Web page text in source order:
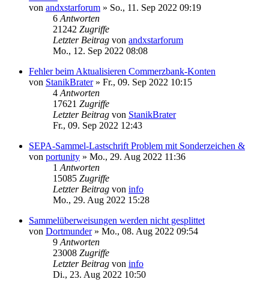
von andxstarforum » So., 11. Sep 2022 09:19
6 Antworten
21242 Zugriffe
Letzter Beitrag von andxstarforum
Mo., 12. Sep 2022 08:08
Fehler beim Aktualisieren Commerzbank-Konten
von StanikBrater» Fr., 09. Sep 2022 10:15
4 Antworten
17621 Zugriffe
Letzter Beitrag von StanikBrater
Fr., 09. Sep 2022 12:43
SEPA-Sammel-Lastschrift Problem mit Sonderzeichen &
von portunity » Mo., 29. Aug 2022 11:36
1 Antworten
15085 Zugriffe
Letzter Beitrag von info
Mo., 29. Aug 2022 15:28
Sammelüberweisungen werden nicht gesplittet
von Dortmunder» Mo., 08. Aug 2022 09:54
9 Antworten
23008 Zugriffe
Letzter Beitrag von info
Di., 23. Aug 2022 10:50